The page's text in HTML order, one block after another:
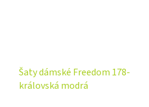
Šaty dámské Freedom 178-
královská modrá